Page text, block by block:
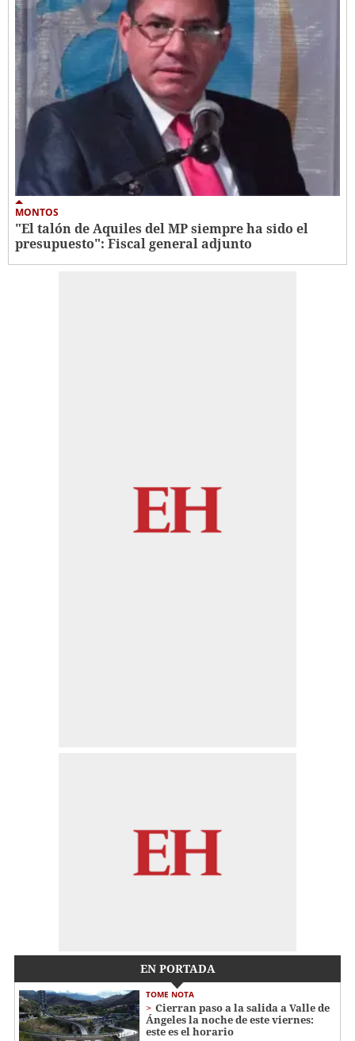
MONTOS
"El talón de Aquiles del MP siempre ha sido el
presupuesto": Fiscal general adjunto
EN PORTADA
TOME NOTA
Cierran paso a la salida a Valle de
Ángeles la noche de este viernes:
este es el horario